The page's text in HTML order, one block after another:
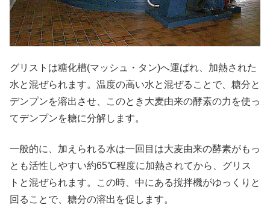
グリストは糖化槽(マッシュ・タン)へ運ばれ、加熱された
水と混ぜられます。温度の高い水と混ぜることで、糖分と
デンプンを溶出させ、このとき大麦由来の酵素の力を使っ
てデンプンを糖に分解します。
一般的に、加えられる水は一回目は大麦由来の酵素がもっ
とも活性しやすい約65℃程度に加熱されてから、グリス
トと混ぜられます。この時、中にある撹拌機がゆっくりと
回ることで、糖分の溶出を促します。